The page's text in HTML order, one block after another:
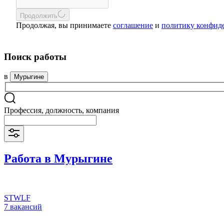
Продолжить
Продолжая, вы принимаете соглашение и политику
Поиск работы
в Мурыгине
Профессия, должность, компания
Работа в Мурыгине
STWLF
7 вакансий